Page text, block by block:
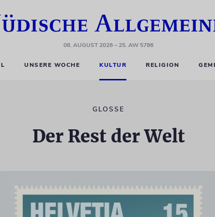
08. AUGUST 2026– 25. AW 5786
UNSERE WOCHE KULTUR RELIGION
GLOSSE
Der Rest der Welt